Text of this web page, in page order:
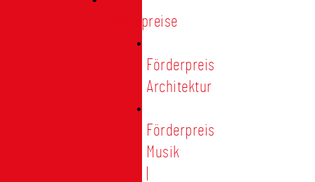
Förderpreise
Förderpreis
Architektur
Förderpreis
Musik